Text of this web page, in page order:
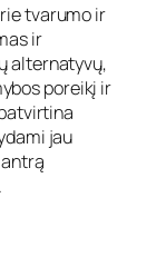
tvarumo ir
ir
alternatyvų,
poreikį ir
jau